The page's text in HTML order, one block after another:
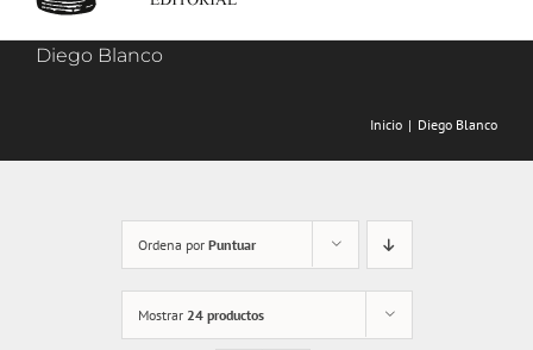
Diego Blanco
Inicio Diego Blanco
Ordena por Puntuar
Mostrar 24 productos